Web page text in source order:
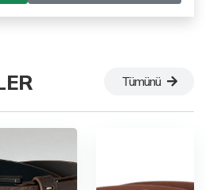
Tümünü